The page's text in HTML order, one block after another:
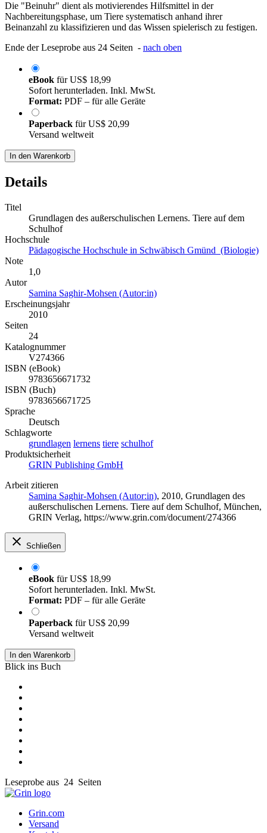
Die "Beinuhr" dient als motivierendes Hilfsmittel in der
Nachbereitungsphase, um Tiere systematisch anhand ihrer
Beinanzahl zu klassifizieren und das Wissen spielerisch zu festigen.
Ende der Leseprobe aus 24 Seiten - nach oben
eBook fürUS$ 18,99
Sofort herunterladen. Inkl. MwSt.
Format: PDF – für alle Geräte
Paperback fürUS$ 20,99
Versand weltweit
In den Warenkorb
Details
Titel
Grundlagen des außerschulischen Lernens. Tiere auf dem
Schulhof
Hochschule
Pädagogische Hochschule in Schwäbisch Gmünd (Biologie)
Note
1,0
Autor
Samina Saghir-Mohsen (Autor:in)
Erscheinungsjahr
2010
Seiten
24
Katalognummer
V274366
ISBN (eBook)
9783656671732
ISBN (Buch)
9783656671725
Sprache
Deutsch
Schlagworte
grundlagen lernens tiere schulhof
Produktsicherheit
GRIN Publishing GmbH
Arbeit zitieren
Samina Saghir-Mohsen (Autor:in), 2010, Grundlagen des
außerschulischen Lernens. Tiere auf dem Schulhof, München,
GRIN Verlag, https://www.grin.com/document/274366
Schließen
eBook fürUS$ 18,99
Sofort herunterladen. Inkl. MwSt.
Format: PDF – für alle Geräte
Paperback fürUS$ 20,99
Versand weltweit
In den Warenkorb
Blick ins Buch
Leseprobe aus 24 Seiten
Grin.com
Versand